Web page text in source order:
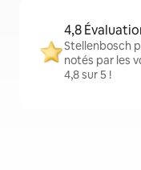
4,8
Stellenbosch
notés par les
4,8 sur 5 !